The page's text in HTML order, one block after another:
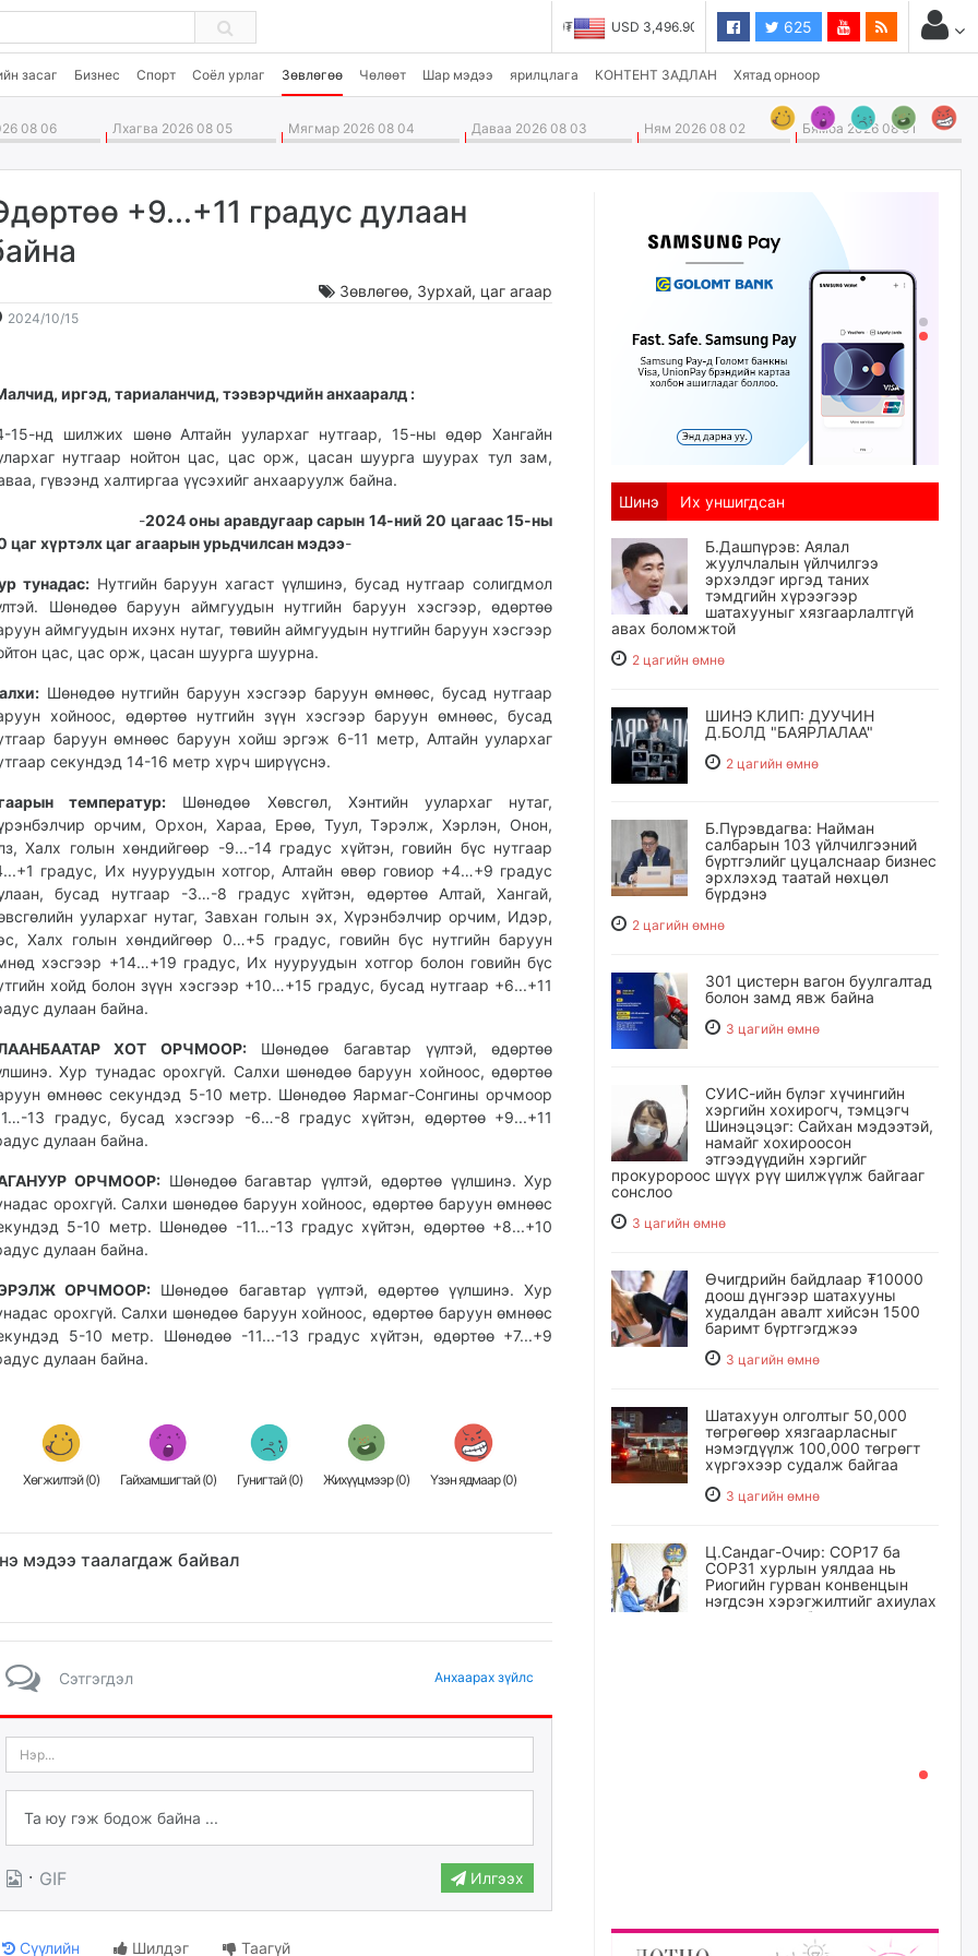
USD 3,496.90₮ 625
засаг Бизнес Спорт Соёл урлаг Зөвлөгөө Чөлөөт Шар мэдээ ярилцлага КОНТЕНТ ЗАДЛАН Хятад орноор
08 06 Лхагва 2026 08 05 Мягмар 2026 08 04 Даваа 2026 08 03 Ням 2026 08 02 Бямба 2026 08 01
+9...+11 градус дулаан
Зөвлөгөө, Зурхай, цаг агаар
2024/10/152024-
08:07:04
2026-
15:40:53
иргэд, тариаланчид, тээвэрчдийн анхааралд :
15-нд шилжих шөнө Алтайн уулархаг нутгаар, 15-ны өдөр Хангайн
нутгаар нойтон цас, цас орж, цасан шуурга шуурах тул зам,
гүвээнд халтиргаа үүсэхийг анхааруулж байна.
2024 оны аравдугаар сарын 14-ний 20 цагаас 15-ны
цаг хүртэлх цаг агаарын урьдчилсан мэдээ-
тунадас:Нутгийн баруун хагаст үүлшинэ, бусад нутгаар солигдмол
Шөнөдөө баруун аймгуудын нутгийн баруун хэсгээр, өдөртөө
аймгуудын ихэнх нутаг, төвийн аймгуудын нутгийн баруун хэсгээр
цас, цас орж, цасан шуурга шуурна.
Шөнөдөө нутгийн баруун хэсгээр баруун өмнөөс, бусад нутгаар
хойноос, өдөртөө нутгийн зүүн хэсгээр баруун өмнөөс, бусад
баруун өмнөөс баруун хойш эргэж 6-11 метр, Алтайн уулархаг
секундэд 14-16 метр хүрч ширүүснэ.
температур: Шөнөдөө Хөвсгөл, Хэнтийн уулархаг нутаг,
орчим, Орхон, Хараа, Ерөө, Туул, Тэрэлж, Хэрлэн, Онон,
Халх голын хөндийгөөр -9...-14 градус хүйтэн, говийн бүс нутгаар
градус, Их нууруудын хотгор, Алтайн өвөр говиор +4…+9 градус
бусад нутгаар -3…-8 градус хүйтэн, өдөртөө Алтай, Хангай,
уулархаг нутаг, Завхан голын эх, Хүрэнбэлчир орчим, Идэр,
Халх голын хөндийгөөр 0…+5 градус, говийн бүс нутгийн баруун
хэсгээр +14…+19 градус, Их нууруудын хотгор болон говийн бүс
хойд болон зүүн хэсгээр +10…+15 градус, бусад нутгаар +6...+11
дулаан байна.
ХОТ ОРЧМООР:Шөнөдөө багавтар үүлтэй, өдөртөө
Хур тунадас орохгүй. Салхи шөнөдөө баруун хойноос, өдөртөө
өмнөөс секундэд 5-10 метр. Шөнөдөө Яармаг-Сонгины орчмоор
13 градус, бусад хэсгээр -6…-8 градус хүйтэн, өдөртөө +9...+11
дулаан байна.
ОРЧМООР:Шөнөдөө багавтар үүлтэй, өдөртөө үүлшинэ. Хур
орохгүй. Салхи шөнөдөө баруун хойноос, өдөртөө баруун өмнөөс
5-10 метр. Шөнөдөө -11…-13 градус хүйтэн, өдөртөө +8...+10
дулаан байна.
ОРЧМООР: Шөнөдөө багавтар үүлтэй, өдөртөө үүлшинэ. Хур
орохгүй. Салхи шөнөдөө баруун хойноос, өдөртөө баруун өмнөөс
5-10 метр. Шөнөдөө -11...-13 градус хүйтэн, өдөртөө +7...+9
дулаан байна.
Хөгжилтэй (0) Гайхамшигтай (0) Гунигтай (0) Жихүүцмээр (0) Үзэн ядмаар (0)
мэдээ таалагдаж байвал
Сэтгэгдэл Анхаарах зүйлс
· GIF Илгээх
Сүүлийн Шилдэг Таагүй
Шинэ Их уншигдсан
Б.Дашпүрэв: Аялал
жуулчлалын үйлчилгээ
эрхэлдэг иргэд таних
тэмдгийн хүрээгээр
шатахууныг хязгаарлалтгүй
авах боломжтой
2 цагийн өмнө
ШИНЭ КЛИП: ДУУЧИН
Д.БОЛД "БАЯРЛАЛАА"
2 цагийн өмнө
Б.Пүрэвдагва: Найман
салбарын 103 үйлчилгээний
бүртгэлийг цуцалснаар бизнес
эрхлэхэд таатай нөхцөл
бүрдэнэ
2 цагийн өмнө
301 цистерн вагон буулгалтад
болон замд явж байна
3 цагийн өмнө
СУИС-ийн бүлэг хүчингийн
хэргийн хохирогч, тэмцэгч
Шинэцэцэг: Сайхан мэдээтэй,
намайг хохироосон
этгээдүүдийн хэргийг
прокуророос шүүх рүү шилжүүлж байгааг
сонслоо
3 цагийн өмнө
Өчигдрийн байдлаар ₮10000
доош дүнгээр шатахууны
худалдан авалт хийсэн 1500
баримт бүртгэгджээ
3 цагийн өмнө
Шатахуун олголтыг 50,000
төгрөгөөр хязгаарласныг
нэмэгдүүлж 100,000 төгрөгт
хүргэхээр судалж байгаа
3 цагийн өмнө
Ц.Сандаг-Очир: COP17 ба
COP31 хурлын уялдаа нь
Риогийн гурван конвенцын
нэгдсэн хэрэгжилтийг ахиулах
чухал алхам болно